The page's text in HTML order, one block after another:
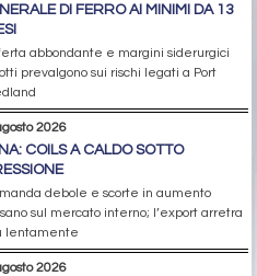
DI FERRO AI MINIMI DA 13
abbondante e margini siderurgici
prevalgono sui rischi legati a Port
2026
COILS A CALDO SOTTO
debole e scorte in aumento
sul mercato interno; l’export arretra
lentamente
2026